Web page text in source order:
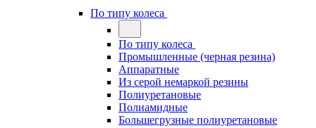
По типу колеса
По типу колеса
Промышленные (черная резина)
Аппаратные
Из серой немаркой резины
Полиуретановые
Полиамидные
Большегрузные полиуретановые